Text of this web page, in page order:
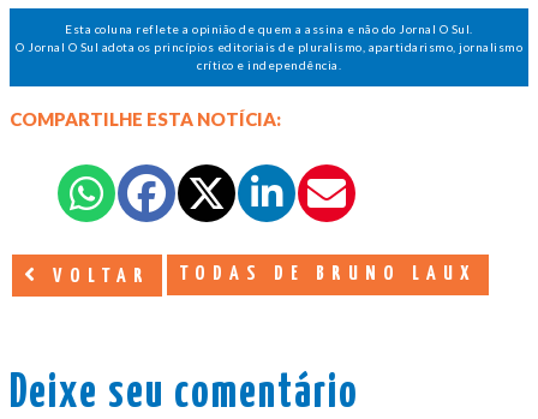
Esta coluna reflete a opinião de quem a assina e não do Jornal O Sul.
O Jornal O Sul adota os princípios editoriais de pluralismo, apartidarismo, jornalismo
crítico e independência.
COMPARTILHE ESTA NOTÍCIA:
VOLTAR TODAS DE BRUNO LAUX
Deixe seu comentário